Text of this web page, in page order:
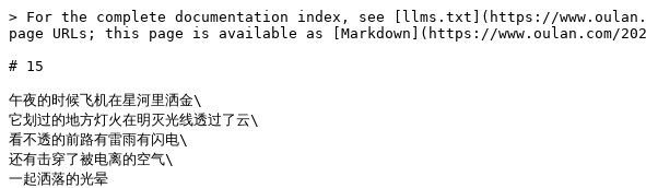
> For the complete documentation index, see [llms.txt](https://
page URLs; this page is available as [Markdown](https://www.oulan.com/
# 15
午夜的时候飞机在星河里洒金\
它划过的地方灯火在明灭光线透过了云\
看不透的前路有雷雨有闪电\
还有击穿了被电离的空气\
一起洒落的光晕